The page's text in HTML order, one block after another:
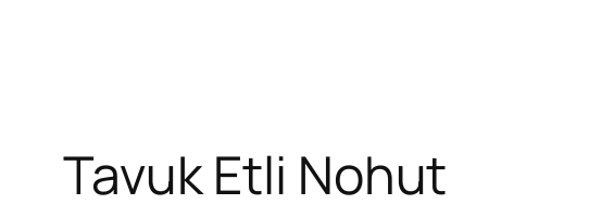
Tavuk Etli Nohut